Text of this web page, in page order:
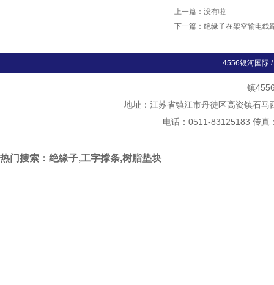
上一篇：没有啦
下一篇： 绝缘子在架空输电线
4556银河国际/
镇
地址：江苏省镇江市丹徒区高资镇石
电话：0511-83125183 传真
热门搜索：绝缘子,工字撑条,树脂垫块